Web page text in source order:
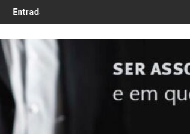
da regulamentação do Lobby - Lei n.º 5-A/